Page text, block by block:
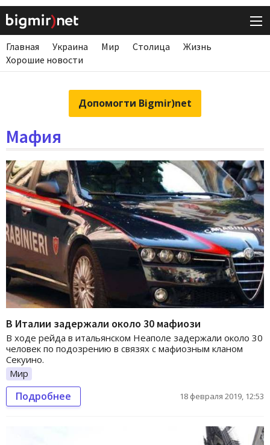
Главная Украина Мир Столица
Жизнь
Хорошие новости
Допомогти Bigmir)net
Мафия
В Италии задержали около 30 мафиози
В ходе рейда в итальянском Неаполе задержали около 30
человек по подозрению в связях с мафиозным кланом
Секуино.
Мир
Подробнее 18 февраля 2019, 12:53